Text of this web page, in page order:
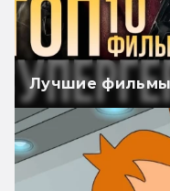
Лучшие фильмы